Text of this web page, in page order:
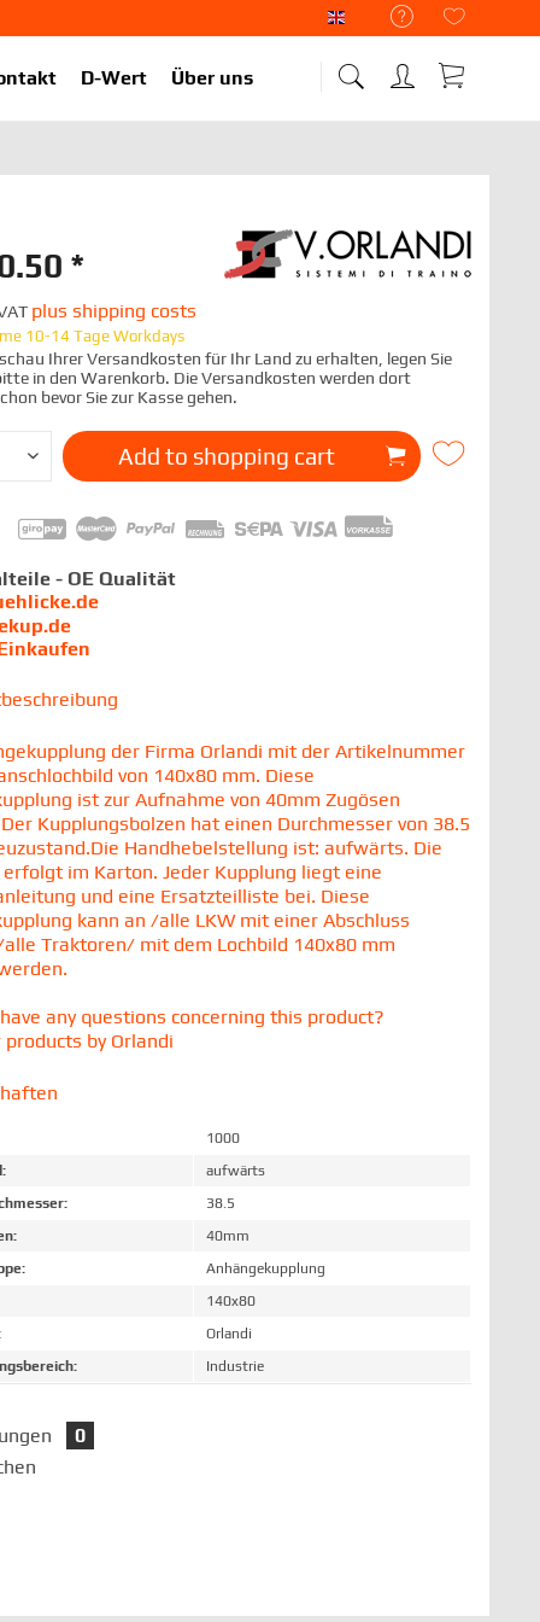
Liekup Englisch
D-Wert Über uns
*
plus shipping costs
10-14 Tage Workdays
Ihrer Versandkosten für Ihr Land zu erhalten, legen Sie
in den Warenkorb. Die Versandkosten werden dort
bevor Sie zur Kasse gehen.
Add to shopping cart
- OE Qualität
der Firma Orlandi mit der Artikelnummer
von 140x80 mm. Diese
ist zur Aufnahme von 40mm Zugösen
Kupplungsbolzen hat einen Durchmesser von 38.5
Handhebelstellung ist: aufwärts. Die
im Karton. Jeder Kupplung liegt eine
und eine Ersatzteilliste bei. Diese
kann an /alle LKW mit einer Abschluss
Traktoren/ mit dem Lochbild 140x80 mm
any questions concerning this product?
by Orlandi
1000
aufwärts
38.5
40mm
Anhängekupplung
140x80
Orlandi
Industrie
0